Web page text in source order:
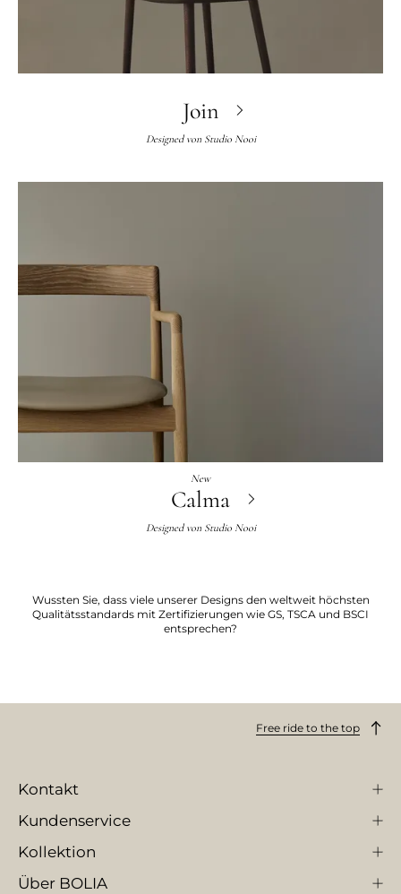
Join
Designed von Studio Nooi
New
Calma
Designed von Studio Nooi
Wussten Sie, dass viele unserer Designs den weltweit höchsten
Qualitätsstandards mit Zertifizierungen wie GS, TSCA und BSCI
entsprechen?
Free ride to the top
Kontakt
Kundenservice
Kollektion
Über BOLIA